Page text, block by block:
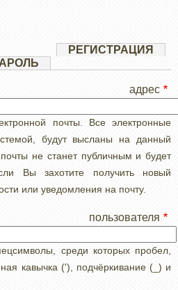
РЕГИСТРАЦИЯ
адрес
почты. Все электронные
будут высланы на данный
не станет публичным и будет
Вы захотите получить новый
или уведомления на почту.
среди которых пробел,
кавычка ('), подчёркивание (_) и